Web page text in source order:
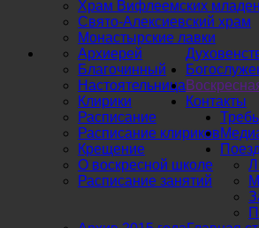
Храм Вифлеемских
Свято-Алексиевский храм
Монастырские лавки
Архиерей
Благочинный
Настоятельница
Клирики
Расписание
Расписание клириков
Крещение
О воскресной школе
Расписание занятий
Контакты